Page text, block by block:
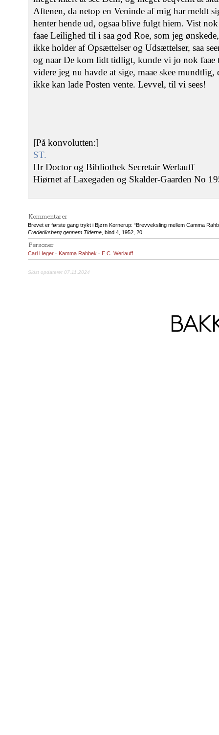
Aftenen, da netop en Veninde af mig har meldt
henter hende ud, ogsaa blive fulgt hiem. Vist
faae Leilighed til i saa god Roe, som jeg
ikke holder af Opsættelser og Udsættelser, saa
og naar De kom lidt tidligt, kunde vi jo nok faae
videre jeg nu havde at sige, maae skee
ikke kan lade Posten vente. Levvel, til vi sees!
[På konvolutten:]
ST.
Hr Doctor og Bibliothek Secretair Werlauff
Hiørnet af Laxegaden og Skalder-Gaarden No
Kommentarer
Brevet er første gang trykt i Bjørn Kornerup: “Brevveksling mellem Camma
Frederiksberg gennem Tiderne , bind 4, 1952, 20
Personer
Carl Heger · Kamma Rahbek · E.C. Werlauff
Sidst opdateret 07.11.2024